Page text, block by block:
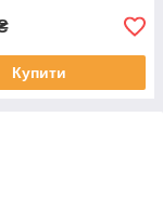
Купити